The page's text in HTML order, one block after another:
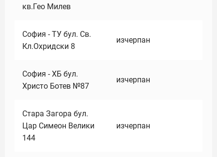
кв.Гео Милев
София - ТУ бул. Св.
Кл.Охридски 8
изчерпан
София - ХБ бул.
Христо Ботев №87
изчерпан
Стара Загора бул.
Цар Симеон Велики
144
изчерпан